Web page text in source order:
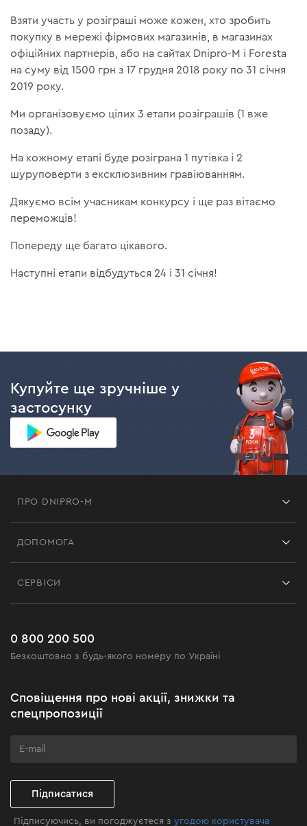
Взяти участь у розіграші може кожен, хто зробить
покупку в мережі фірмових магазинів, в магазинах
офіційних партнерів, або на сайтах Dnipro-M і Foresta
на суму від 1500 грн з 17 грудня 2018 року по 31 січня
2019 року.
Ми організовуємо цілих 3 етапи розіграшів (1 вже
позаду).
На кожному етапі буде розіграна 1 путівка і 2
шуруповерти з ексклюзивним гравіюванням.
Дякуємо всім учасникам конкурсу і ще раз вітаємо
переможців!
Попереду ще багато цікавого.
Наступні етапи відбудуться 24 і 31 січня!
Купуйте ще зручніше у
застосунку
ПРО DNIPRO-M
Чорна п'ятниця
Клуб майстерності
ДОПОМОГА
Поширені запитання
СЕРВІСИ
0 800 200 500
Безкоштовно з будь-якого номеру по Україні
Сповіщення про нові акції, знижки та
спецпропозиції
Підписатися
Підписуючись, ви погоджуєтеся зугодою користувача